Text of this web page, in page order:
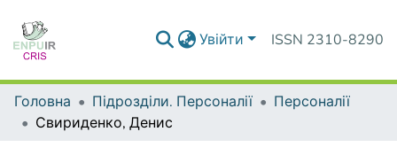
Увійти ISSN 2310-8290
Головна Підрозділи. Персоналії
Персоналії
Свириденко, Денис